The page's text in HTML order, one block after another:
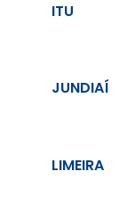
ITU
JUNDIAÍ
LIMEIRA